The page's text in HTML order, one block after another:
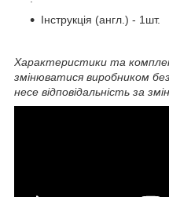
Інструкція (англ.) - 1шт.
Характеристики та
змінюватися виробником
несе відповідальність за